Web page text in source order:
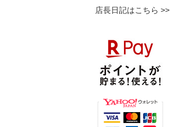
店長日記はこちら >>